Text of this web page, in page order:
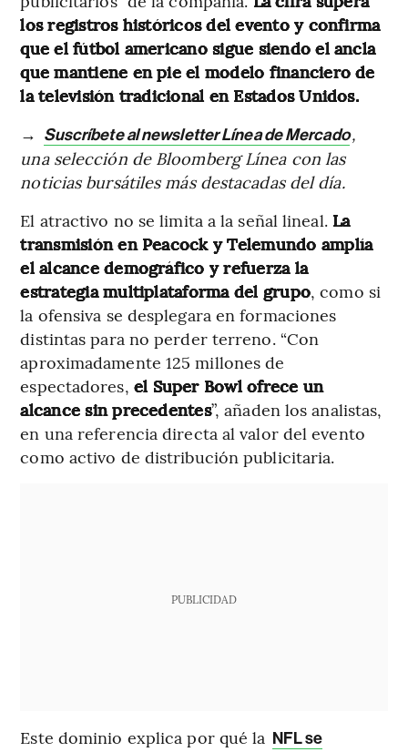
los registros históricos del evento y confirma
que el fútbol americano sigue siendo el ancla
que mantiene en pie el modelo financiero de
la televisión tradicional en Estados Unidos.
→ Suscríbete al newsletter Línea de Mercado,
una selección de Bloomberg Línea con las
noticias bursátiles más destacadas del día.
El atractivo no se limita a la señal lineal. La
transmisión en Peacock y Telemundo amplía
el alcance demográfico y refuerza la
estrategia multiplataforma del grupo, como si
la ofensiva se desplegara en formaciones
distintas para no perder terreno. “Con
aproximadamente 125 millones de
espectadores, el Super Bowl ofrece un
alcance sin precedentes”, añaden los analistas,
en una referencia directa al valor del evento
como activo de distribución publicitaria.
PUBLICIDAD
Este dominio explica por qué la NFL se